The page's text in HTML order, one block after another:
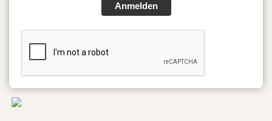
Anmelden